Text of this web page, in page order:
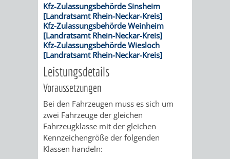
DOCH
AN
DEINE
STADT
WIEDERVERMIETUNGSPRÄMIE
BÄDER
Kfz-Zulassungsbehörde Sinsheim
[Landratsamt Rhein-Neckar-Kreis]
Kfz-Zulassungsbehörde Weinheim
[Landratsamt Rhein-Neckar-Kreis]
Kfz-Zulassungsbehörde Wiesloch
[Landratsamt Rhein-Neckar-Kreis]
Leistungsdetails
Voraussetzungen
Bei den Fahrzeugen muss es sich um
zwei Fahrzeuge der gleichen
Fahrzeugklasse mit der gleichen
Kennzeichengröße der folgenden
Klassen handeln: